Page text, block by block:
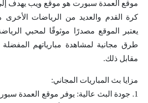
موقع العمدة سبورت هو موقع ويب يهدف
كرة القدم والعديد من الرياضات الأخرى
يعتبر الموقع مصدرًا موثوقًا لمحبي
طرق مجانية لمشاهدة مبارياتهم المفضلة
مقابل ذلك.
مزايا بث المباريات المجاني:
1. جودة البث عالية: يوفر موقع العمدة